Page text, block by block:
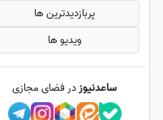
پربازدید‌ترین ها
ویدیو ها
ساعدنیوزدر فضای مجازی